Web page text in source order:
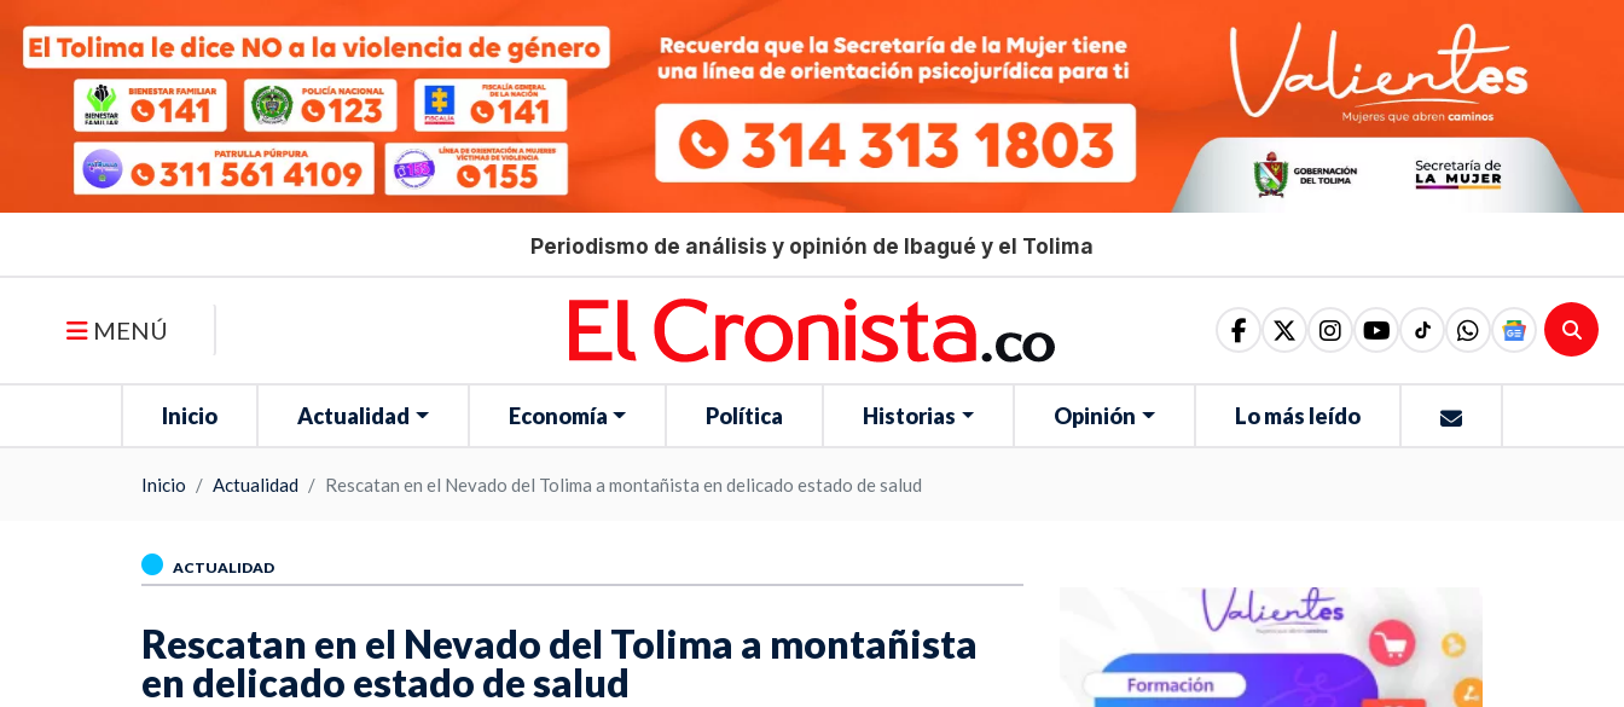
Periodismo de análisis y opinión de Ibagué y el Tolima
MENÚ
Inicio Actualidad Economía Política Historias Opinión Lo más leído
Inicio Actualidad Rescatan en el Nevado del Tolima a montañista en delicado estado de salud
ACTUALIDAD
Rescatan en el Nevado del Tolima a montañista
en delicado estado de salud